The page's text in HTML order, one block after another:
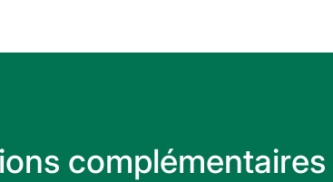
complémentaires